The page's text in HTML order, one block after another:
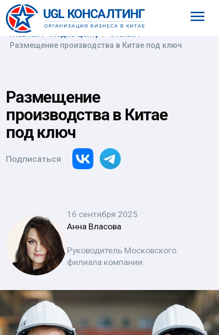
8 (800) 777-61-98
Главная / Медиа-центр / Статьи /
Размещение производства в Китае под ключ
производства в Китае
под ключ
Подписаться
филиала компании